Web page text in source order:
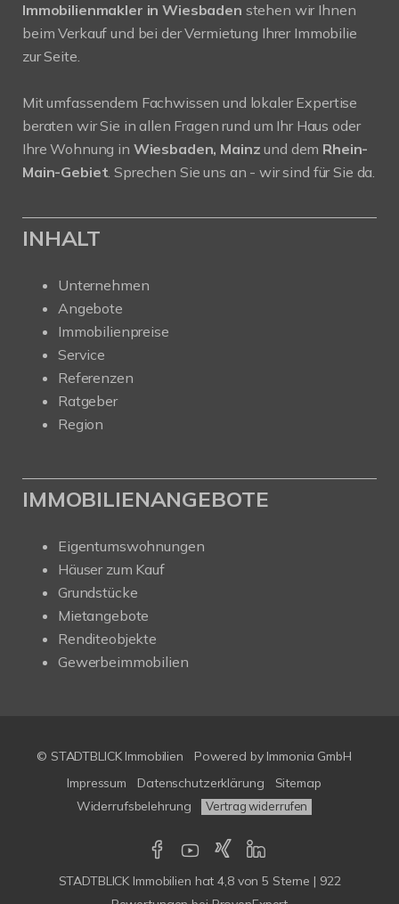
Immobilienmakler in Wiesbaden stehen wir Ihnen
beim Verkauf und bei der Vermietung Ihrer Immobilie
zur Seite.
Mit umfassendem Fachwissen und lokaler Expertise
beraten wir Sie in allen Fragen rund um Ihr Haus oder
Ihre Wohnung in Wiesbaden, Mainzund dem Rhein-
Main-Gebiet. Sprechen Sie uns an - wir sind für Sie da.
INHALT
Unternehmen
Angebote
Immobilienpreise
Service
Referenzen
Ratgeber
Region
IMMOBILIENANGEBOTE
Eigentumswohnungen
Häuser zum Kauf
Grundstücke
Mietangebote
Renditeobjekte
Gewerbeimmobilien
© STADTBLICK Immobilien Powered by Immonia GmbH
Impressum
Datenschutzerklärung
Sitemap
Widerrufsbelehrung
Vertrag widerrufen
STADTBLICK Immobilien hat4,8von5 Sterne | 922